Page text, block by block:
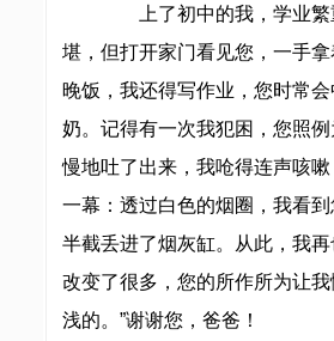
上了初中的我，学业繁
堪，但打开家门看见您，一手
晚饭，我还得写作业，您时常
奶。记得有一次我犯困，您照
慢地吐了出来，我呛得连声咳
一幕：透过白色的烟圈，我看
半截丢进了烟灰缸。从此，我
改变了很多，您的所作所为让
浅的。”谢谢您，爸爸！